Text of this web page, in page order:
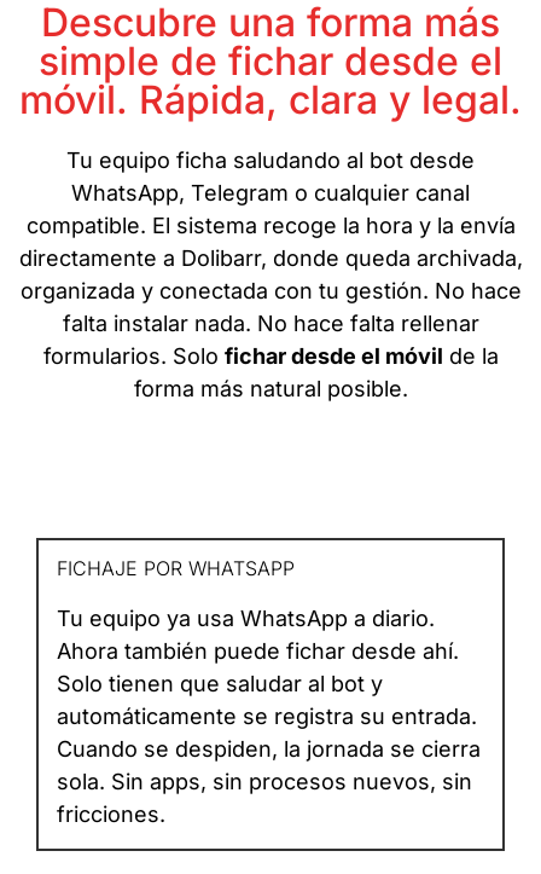
Descubre una forma más
simple de fichar desde el
móvil. Rápida, clara y legal.
Tu equipo ficha saludando al bot desde
WhatsApp, Telegram o cualquier canal
compatible. El sistema recoge la hora y la envía
directamente a Dolibarr, donde queda archivada,
organizada y conectada con tu gestión. No hace
falta instalar nada. No hace falta rellenar
formularios. Solo fichar desde el móvil de la
forma más natural posible.
FICHAJE POR WHATSAPP
Tu equipo ya usa WhatsApp a diario.
Ahora también puede fichar desde ahí.
Solo tienen que saludar al bot y
automáticamente se registra su entrada.
Cuando se despiden, la jornada se cierra
sola. Sin apps, sin procesos nuevos, sin
fricciones.